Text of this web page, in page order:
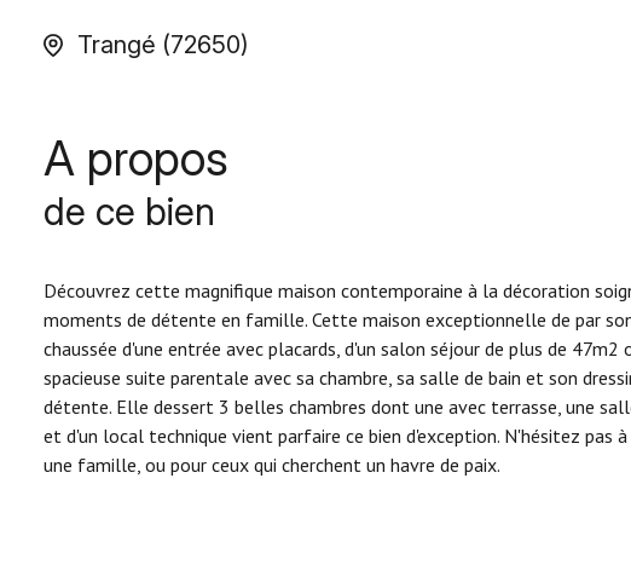
Trangé (72650)
A propos
de ce bien
Découvrez cette magnifique maison contemporaine à la décoration
moments de détente en famille. Cette maison exceptionnelle de par
chaussée d'une entrée avec placards, d'un salon séjour de plus de
spacieuse suite parentale avec sa chambre, sa salle de bain et son
détente. Elle dessert 3 belles chambres dont une avec terrasse, une
et d'un local technique vient parfaire ce bien d'exception. N'hésitez
une famille, ou pour ceux qui cherchent un havre de paix.